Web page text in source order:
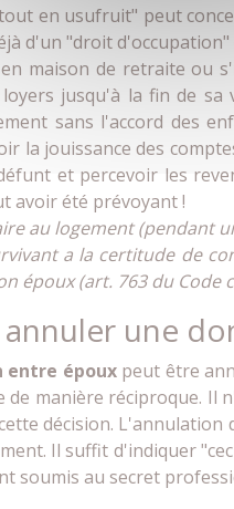
en usufruit" peut
d'un "droit
maison de retraite ou
jusqu'à la fin de
sans l'accord des
la jouissance des
et percevoir les
avoir été prévoyant !
au logement (pendant
a la certitude de
époux (art. 763 du Code
une
entre épouxpeut être
de manière réciproque. Il
décision.
Il suffit d'indiquer
soumis au secret